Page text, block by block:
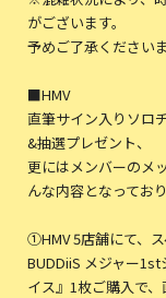
がございます。
予めご了承くださいま
■HMV
直筆サイン入りソロ
&抽選プレゼント、
更にはメンバーのメ
んな内容となってお
①HMV 5店舗にて、
BUDDiiS メジャー
イス』1枚ご購入で